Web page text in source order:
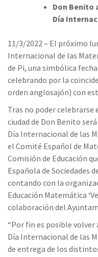
Don Benito
Día
11/3/2022 – El próximo
Internacional de las
de Pi, una simbólica
celebrando por la
orden anglosajón) con
Tras no poder celebrarse
ciudad de Don Benito
Día Internacional de las
el Comité Español de
Comisión de Educación
Española de Sociedades
contando con la
Educación Matemática
colaboración del
“Por fin es posible volver
Día Internacional de las
de entrega de los